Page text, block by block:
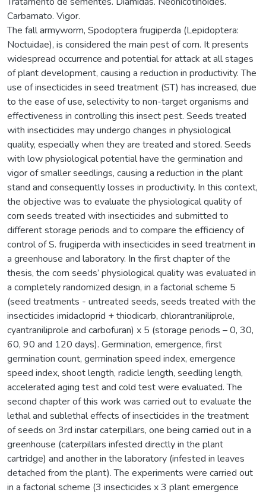
Carbamato. Vigor.
The fall armyworm, Spodoptera frugiperda (Lepidoptera:
Noctuidae), is considered the main pest of corn. It presents
widespread occurrence and potential for attack at all stages
of plant development, causing a reduction in productivity. The
use of insecticides in seed treatment (ST) has increased, due
to the ease of use, selectivity to non-target organisms and
effectiveness in controlling this insect pest. Seeds treated
with insecticides may undergo changes in physiological
quality, especially when they are treated and stored. Seeds
with low physiological potential have the germination and
vigor of smaller seedlings, causing a reduction in the plant
stand and consequently losses in productivity. In this context,
the objective was to evaluate the physiological quality of
corn seeds treated with insecticides and submitted to
different storage periods and to compare the efficiency of
control of S. frugiperda with insecticides in seed treatment in
a greenhouse and laboratory. In the first chapter of the
thesis, the corn seeds’ physiological quality was evaluated in
a completely randomized design, in a factorial scheme 5
(seed treatments - untreated seeds, seeds treated with the
insecticides imidacloprid + thiodicarb, chlorantraniliprole,
cyantraniliprole and carbofuran) x 5 (storage periods – 0, 30,
60, 90 and 120 days). Germination, emergence, first
germination count, germination speed index, emergence
speed index, shoot length, radicle length, seedling length,
accelerated aging test and cold test were evaluated. The
second chapter of this work was carried out to evaluate the
lethal and sublethal effects of insecticides in the treatment
of seeds on 3rd instar caterpillars, one being carried out in a
greenhouse (caterpillars infested directly in the plant
cartridge) and another in the laboratory (infested in leaves
detached from the plant). The experiments were carried out
in a factorial scheme (3 insecticides x 3 plant emergence